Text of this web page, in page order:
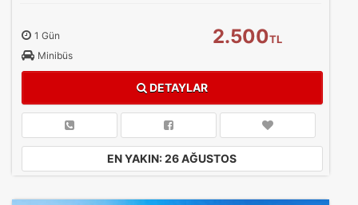
1 Gün
Minibüs
2.500TL
DETAYLAR
EN YAKIN: 26 AĞUSTOS